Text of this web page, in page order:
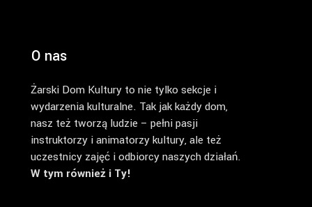
O nas
Żarski Dom Kultury to nie tylko sekcje i
wydarzenia kulturalne. Tak jak każdy dom,
nasz też tworzą ludzie – pełni pasji
instruktorzy i animatorzy kultury, ale też
uczestnicy zajęć i odbiorcy naszych działań.
W tym również i Ty!